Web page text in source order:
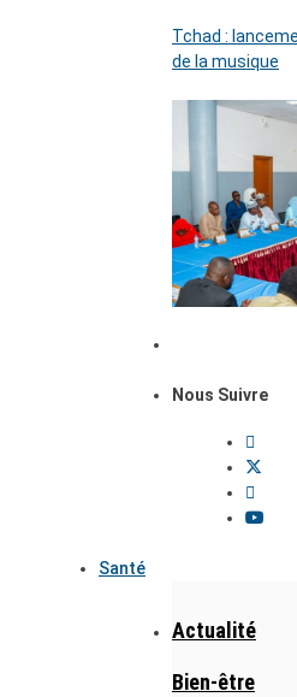
Tchad :
de la musique
Nous Suivre
Santé
Actualité
Bien-être